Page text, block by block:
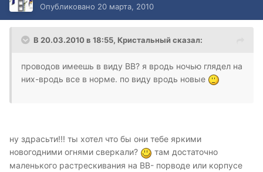
Опубликовано 20 марта, 2010
В 20.03.2010 в 18:55, Кристальный сказал:
проводов имеешь в виду ВВ? я вродь ночью глядел на
них-вродь все в норме. по виду вродь новые
ну здрасьти!!! ты хотел что бы они тебе яркими
новогодними огнями сверкали?
там достаточно
маленького растрескивания на ВВ- порводе или корпусе